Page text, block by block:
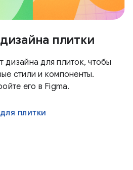
плитки
дизайна для плиток, чтобы
стили и компоненты.
его в Figma.
плитки